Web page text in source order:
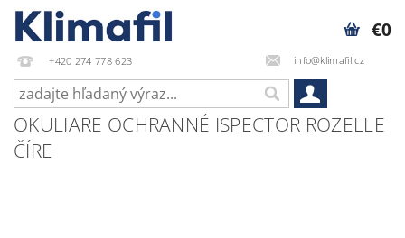
+420 274 778 623 info@klimafil.cz
€0
OKULIARE OCHRANNÉ ISPECTOR ROZELLE
ČÍRE